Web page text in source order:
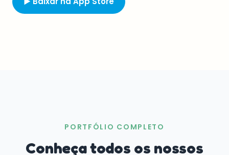
PORTFÓLIO COMPLETO
Conheça todos os nossos